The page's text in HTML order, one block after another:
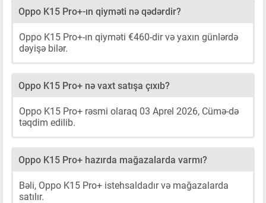
Oppo K15 Pro+-ın qiyməti nə qədərdir?
Oppo K15 Pro+-ın qiyməti €460-dir və yaxın günlərdə
dəyişə bilər.
Oppo K15 Pro+ nə vaxt satışa çıxıb?
Oppo K15 Pro+ rəsmi olaraq 03 Aprel 2026, Cümə-də
təqdim edilib.
Oppo K15 Pro+ hazırda mağazalarda varmı?
Bəli, Oppo K15 Pro+ istehsaldadır və mağazalarda
satılır.